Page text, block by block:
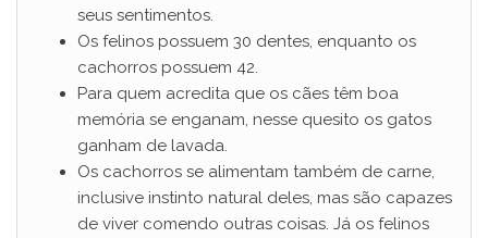
seus sentimentos.
Os felinos possuem 30 dentes, enquanto os
cachorros possuem 42.
Para quem acredita que os cães têm boa
memória se enganam, nesse quesito os gatos
ganham de lavada.
Os cachorros se alimentam também de carne,
inclusive instinto natural deles, mas são capazes
de viver comendo outras coisas. Já os felinos